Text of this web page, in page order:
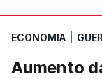
ECONOMIA
Aumento